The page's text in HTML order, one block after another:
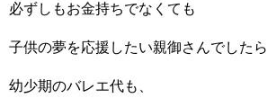
必ずしもお金持ちでなくても
子供の夢を応援したい親御さんでしたら
幼少期のバレエ代も、